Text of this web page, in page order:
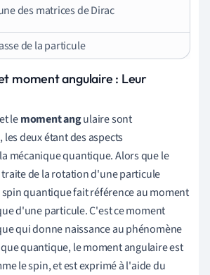
des matrices de Dirac
de la particule
moment angulaire : Leur
lemoment angulaire sont
deux étant des aspects
mécanique quantique. Alors que le
de la rotation d'une particule
quantique fait référence au moment
d'une particule. C'est ce moment
qui donne naissance au phénomène
quantique, le moment angulaire est
le spin, et est exprimé à l'aide du